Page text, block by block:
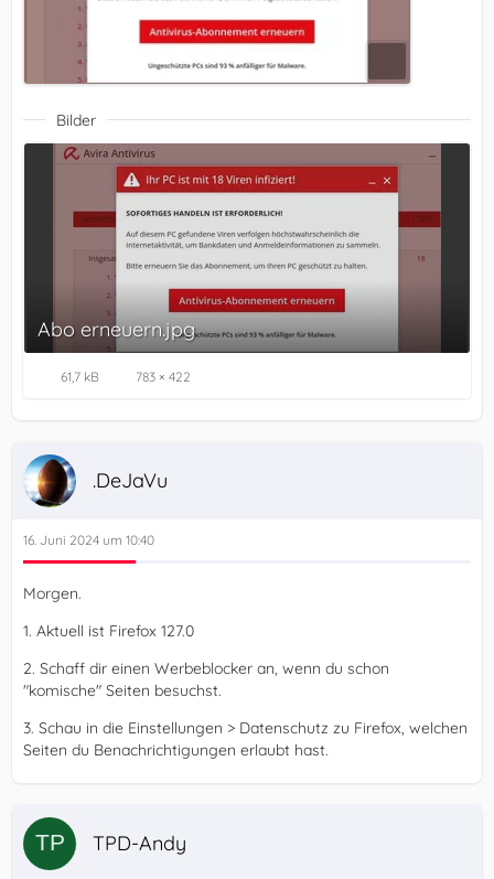
Bilder
Abo erneuern.jpg
61,7 kB 783 × 422
.DeJaVu
16. Juni 2024 um 10:40
Morgen.
1. Aktuell ist Firefox 127.0
2. Schaff dir einen Werbeblocker an, wenn du schon
"komische" Seiten besuchst.
3. Schau in die Einstellungen > Datenschutz zu Firefox, welchen
Seiten du Benachrichtigungen erlaubt hast.
TPD-Andy